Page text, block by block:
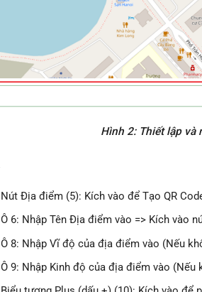
Hình 2: Thiết lập và
Nút Địa điểm (5): Kích vào để Tạo QR
Ô 6: Nhập Tên Địa điểm vào => Kích vào
Ô 8: Nhập Vĩ độ của địa điểm vào (Nếu
Ô 9: Nhập Kinh độ của địa điểm vào